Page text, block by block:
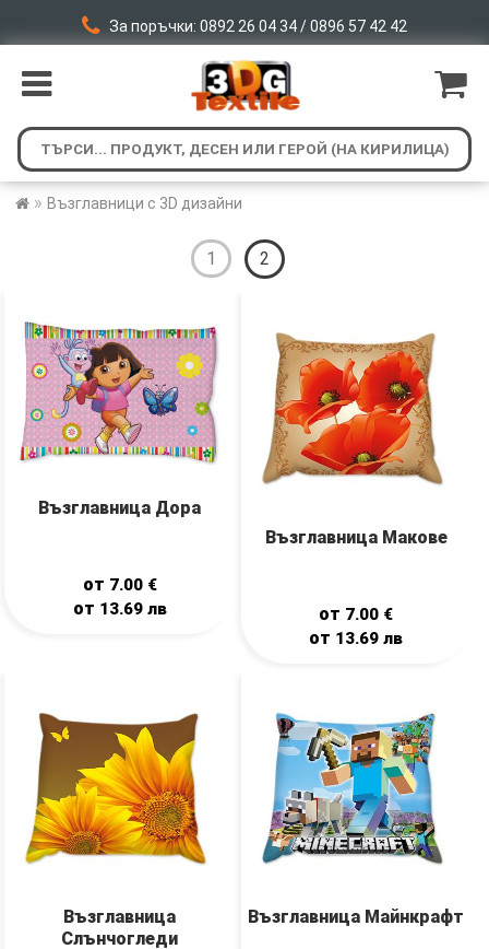
За поръчки: 0892 26 04 34 / 0896 57 42 42
» Възглавници с 3D дизайни
1 2
Възглавница Дора
от 7.00 €
от 13.69 лв
Възглавница Макове
от 7.00 €
от 13.69лв
Възглавница
Слънчогледи
Възглавница Майнкрафт